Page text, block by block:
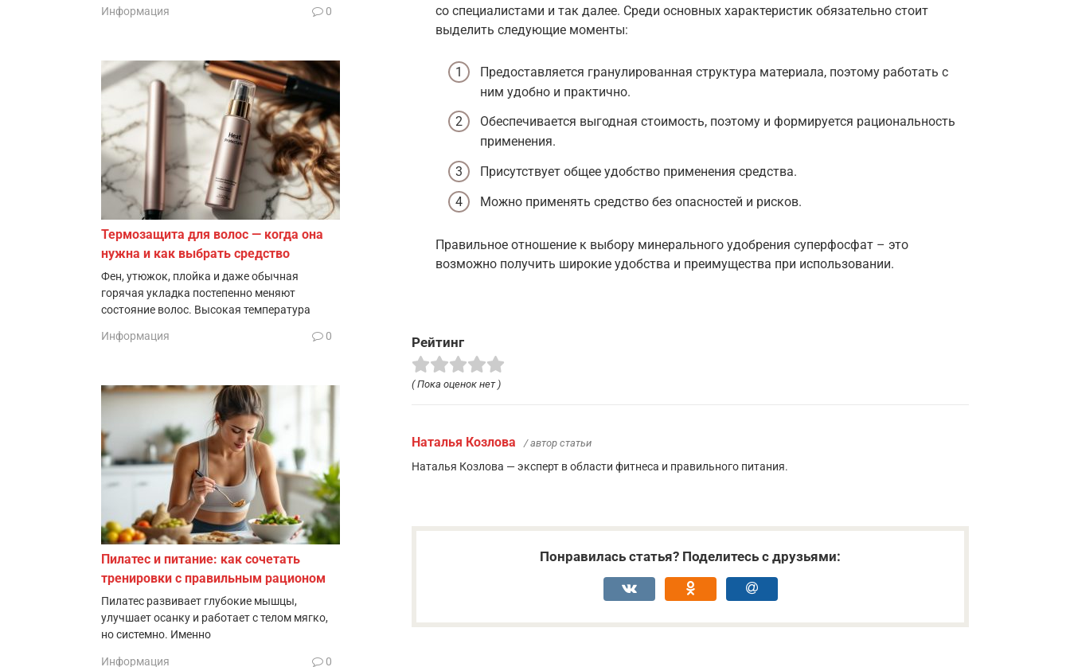
со специалистами и так далее. Среди основных характеристик обязательно стоит
выделить следующие моменты:
Предоставляется гранулированная структура материала, поэтому работать с
ним удобно и практично.
Обеспечивается выгодная стоимость, поэтому и формируется рациональность
применения.
Присутствует общее удобство применения средства.
Можно применять средство без опасностей и рисков.
Правильное отношение к выбору минерального удобрения суперфосфат – это
возможно получить широкие удобства и преимущества при использовании.
Рейтинг
( Пока оценок нет )
Наталья Козлова / автор статьи
Наталья Козлова — эксперт в области фитнеса и правильного питания.
Понравилась статья? Поделитесь с друзьями:
Информация 0
Термозащита для волос — когда она
нужна и как выбрать средство
Фен, утюжок, плойка и даже обычная
горячая укладка постепенно меняют
состояние волос. Высокая температура
Информация 0
Пилатес и питание: как сочетать
тренировки с правильным рационом
Пилатес развивает глубокие мышцы,
улучшает осанку и работает с телом мягко,
но системно. Именно
Информация 0